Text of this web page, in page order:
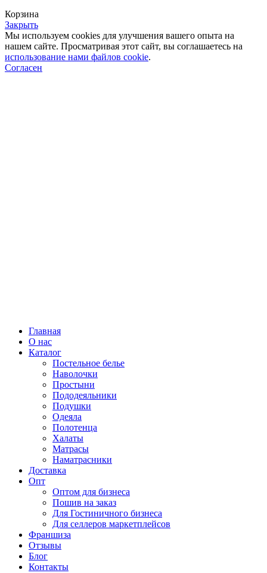
Корзина
Закрыть
Мы используем cookies для улучшения вашего опыта на
нашем сайте. Просматривая этот сайт, вы соглашаетесь на
использование нами файлов cookie.
Согласен
Главная
О нас
Каталог
Постельное белье
Наволочки
Простыни
Пододеяльники
Подушки
Одеяла
Полотенца
Халаты
Матрасы
Наматрасники
Доставка
Опт
Оптом для бизнеса
Пошив на заказ
Для Гостиничного бизнеса
Для селлеров маркетплейсов
Франшиза
Отзывы
Блог
Контакты